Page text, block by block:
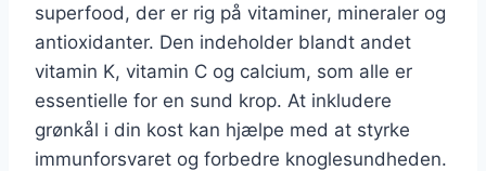
superfood, der er rig på vitaminer, mineraler og
antioxidanter. Den indeholder blandt andet
vitamin K, vitamin C og calcium, som alle er
essentielle for en sund krop. At inkludere
grønkål i din kost kan hjælpe med at styrke
immunforsvaret og forbedre knoglesundheden.